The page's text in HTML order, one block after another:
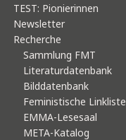
TEST: Pionierinnen
Newsletter
Recherche
Sammlung FMT
Literaturdatenbank
Bilddatenbank
Feministische Linkliste
EMMA-Lesesaal
META-Katalog